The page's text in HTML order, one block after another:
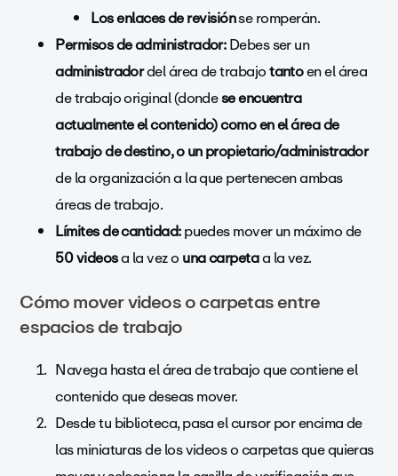
Los enlaces de revisiónse romperán.
Permisos de administrador:Debes ser un
administradordel área de trabajotantoen el área
de trabajo original (dondese encuentra
actualmente el contenido) como en el área de
trabajo de destino, o un propietario/administrador
de la organización a la que pertenecen ambas
áreas de trabajo.
Límites de cantidad:puedes mover un máximo de
50 videosa la vez ounacarpetaa la vez.
Cómo mover videos o carpetas entre
espacios de trabajo
Navega hasta el área de trabajo que contiene el
contenido que deseas mover.
Desde tu biblioteca, pasa el cursor por encima de
las miniaturas de los videos o carpetas que quieras